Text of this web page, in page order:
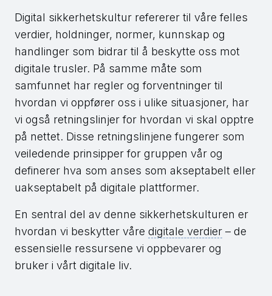
Digital sikkerhetskultur refererer til våre felles
verdier, holdninger, normer, kunnskap og
handlinger som bidrar til å beskytte oss mot
digitale trusler. På samme måte som
samfunnet har regler og forventninger til
hvordan vi oppfører oss i ulike situasjoner, har
vi også retningslinjer for hvordan vi skal opptre
på nettet. Disse retningslinjene fungerer som
veiledende prinsipper for gruppen vår og
definerer hva som anses som akseptabelt eller
uakseptabelt på digitale plattformer.
En sentral del av denne sikkerhetskulturen er
hvordan vi beskytter våre digitale verdier – de
essensielle ressursene vi oppbevarer og
bruker i vårt digitale liv.